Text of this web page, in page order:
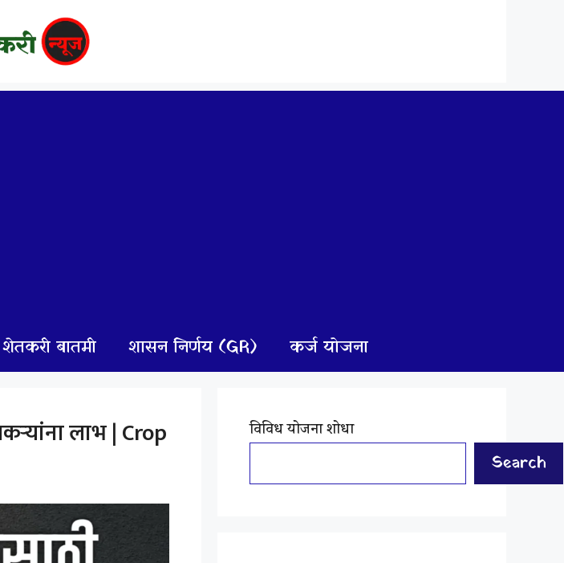
शेतकरी बातमी शासन निर्णय (GR) कर्ज योजना
लाभ | Crop
विविध योजना शोधा
Search